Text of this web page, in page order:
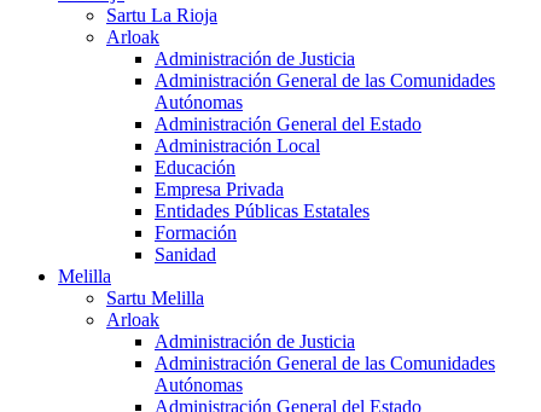
Sartu La Rioja
Arloak
Administración de Justicia
Administración General de las Comunidades
Autónomas
Administración General del Estado
Administración Local
Educación
Empresa Privada
Entidades Públicas Estatales
Formación
Sanidad
Melilla
Sartu Melilla
Arloak
Administración de Justicia
Administración General de las Comunidades
Autónomas
Administración General del Estado